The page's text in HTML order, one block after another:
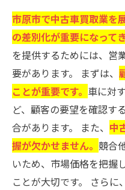
市原市で中古車買取業を
の差別化が重要になってき
を提供するためには、営
要があります。 まずは、
ことが重要です。 車に対
ど、顧客の要望を確認す
合があります。 また、 中
握が欠かせません。 競合
いため、市場価格を把握
ことが大切です。 さらに、